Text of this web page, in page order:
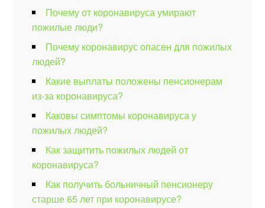
Почему от коронавируса умирают
пожилые люди?
Почему коронавирус опасен для пожилых
людей?
Какие выплаты положены пенсионерам
из-за коронавируса?
Каковы симптомы коронавируса у
пожилых людей?
Как защитить пожилых людей от
коронавируса?
Как получить больничный пенсионеру
старше 65 лет при коронавирусе?